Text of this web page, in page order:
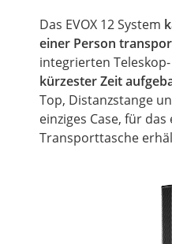
Das EVOX 12 System
einer Person
integrierten
kürzester Zeit
Top, Distanzstange
einziges Case, für
Transporttasche